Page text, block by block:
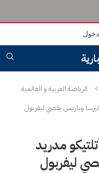
الرياضة العربية و العالمية
وباريس يقصي ليفربول
مدريد
ليفربول